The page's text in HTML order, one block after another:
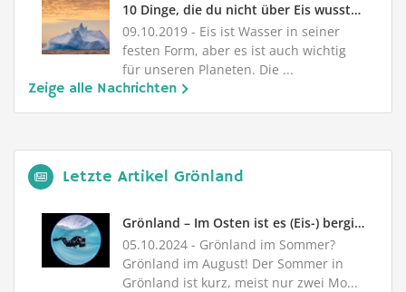
Programm, ...
10 Dinge, die du nicht über Eis wusstest
09.10.2019 - Eis ist Wasser in seiner
festen Form, aber es ist auch wichtig
für unseren Planeten. Die ...
Zeige alle Nachrichten
Letzte Artikel Grönland
Grönland – Im Osten ist es (Eis-) bergiger
05.10.2024 - Grönland im Sommer?
Grönland im August! Der Sommer in
Grönland ist kurz, meist nur zwei Mo...